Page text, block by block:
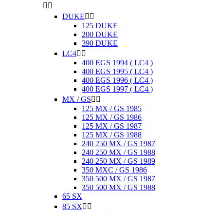
 
DUKE 
125 DUKE
200 DUKE
390 DUKE
LC4 
400 EGS 1994 ( LC4 )
400 EGS 1995 ( LC4 )
400 EGS 1996 ( LC4 )
400 EGS 1997 ( LC4 )
MX / GS 
125 MX / GS 1985
125 MX / GS 1986
125 MX / GS 1987
125 MX / GS 1988
240 250 MX / GS 1987
240 250 MX / GS 1988
240 250 MX / GS 1989
350 MXC / GS 1986
350 500 MX / GS 1987
350 500 MX / GS 1988
65 SX
85 SX 